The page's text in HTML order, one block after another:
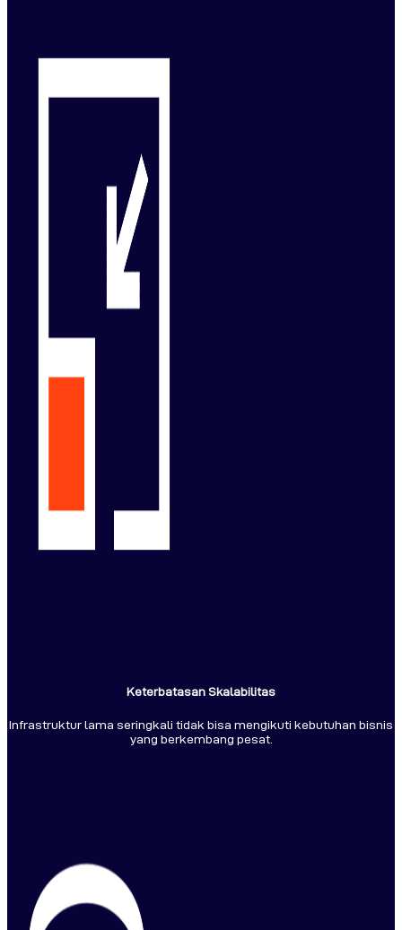
Keterbatasan Skalabilitas
Infrastruktur lama seringkali tidak bisa mengikuti kebutuhan bisnis
yang berkembang pesat.